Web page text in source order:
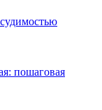
пошаговая